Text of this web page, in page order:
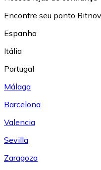
Encontre seu ponto
Espanha
Itália
Portugal
Málaga
Barcelona
Valencia
Sevilla
Zaragoza